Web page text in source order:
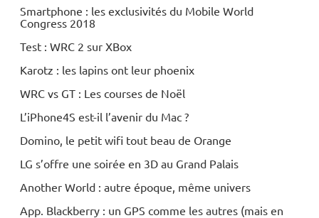
Smartphone : les exclusivités du Mobile World
Congress 2018
Test : WRC 2 sur XBox
Karotz : les lapins ont leur phoenix
WRC vs GT : Les courses de Noël
L’iPhone4S est-il l’avenir du Mac ?
Domino, le petit wifi tout beau de Orange
LG s’offre une soirée en 3D au Grand Palais
Another World : autre époque, même univers
App. Blackberry : un GPS comme les autres (mais en